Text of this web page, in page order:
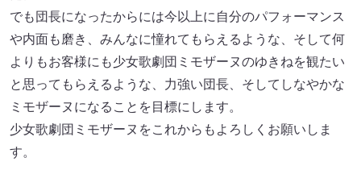
でも団長になったからには今以上に自分のパフォーマンス
や内面も磨き、みんなに憧れてもらえるような、そして何
よりもお客様にも少女歌劇団ミモザーヌのゆきねを観たい
と思ってもらえるような、力強い団長、そしてしなやかな
ミモザーヌになることを目標にします。
少女歌劇団ミモザーヌをこれからもよろしくお願いしま
す。